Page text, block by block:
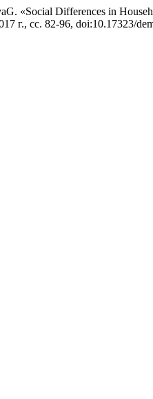
«Social Differences in
г., сс. 82-96, doi:10.17323/